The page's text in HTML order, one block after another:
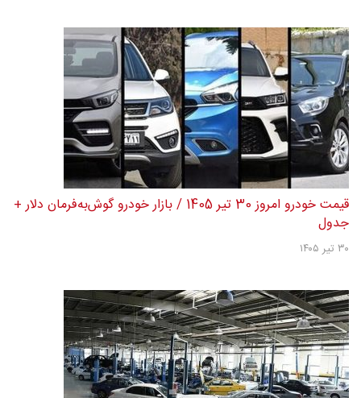
قیمت خودرو امروز 30 تیر 1405 / بازار خودرو گوش‌به‌فرمان دلار +
جدول
۳۰ تیر ۱۴۰۵